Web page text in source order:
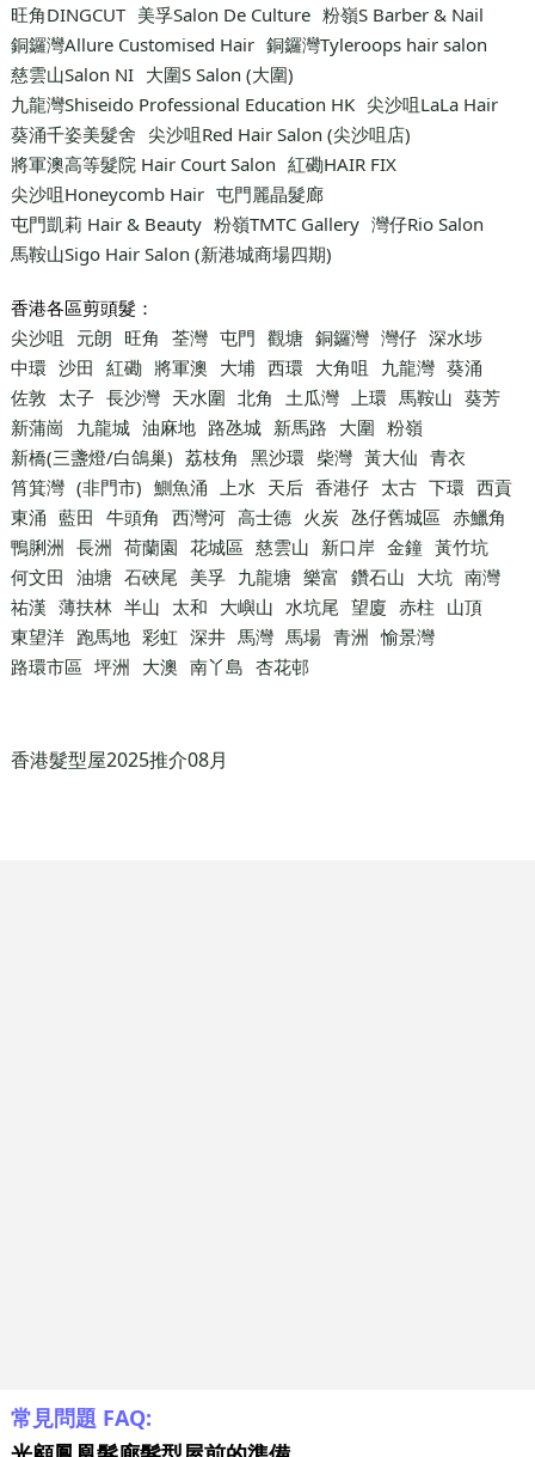
旺角DINGCUT 美孚Salon De Culture 粉嶺S Barber & Nail
銅鑼灣Allure Customised Hair 銅鑼灣Tyleroops hair salon
慈雲山Salon NI 大圍S Salon (大圍)
九龍灣Shiseido Professional Education HK 尖沙咀LaLa Hair
葵涌千姿美髮舍 尖沙咀Red Hair Salon (尖沙咀店)
將軍澳高等髮院 Hair Court Salon 紅磡HAIR FIX
尖沙咀Honeycomb Hair 屯門麗晶髮廊
屯門凱莉 Hair & Beauty 粉嶺TMTC Gallery 灣仔Rio Salon
馬鞍山Sigo Hair Salon (新港城商場四期)
香港各區剪頭髮：
尖沙咀
元朗 旺角 荃灣 屯門 觀塘 銅鑼灣 灣仔 深水埗
中環 沙田 紅磡 將軍澳 大埔 西環 大角咀 九龍灣 葵涌
佐敦 太子 長沙灣 天水圍 北角 土瓜灣 上環 馬鞍山 葵芳
新蒲崗
九龍城 油麻地 路氹城 新馬路 大圍 粉嶺
新橋(三盞燈/白鴿巢) 荔枝角 黑沙環 柴灣 黃大仙 青衣
筲箕灣 (非門市) 鰂魚涌 上水 天后 香港仔 太古 下環 西貢
東涌 藍田 牛頭角 西灣河 高士德 火炭 氹仔舊城區 赤鱲角
鴨脷洲 長洲 荷蘭園 花城區 慈雲山 新口岸 金鐘 黃竹坑
何文田 油塘 石硤尾 美孚 九龍塘 樂富 鑽石山 大坑 南灣
祐漢 薄扶林 半山 太和 大嶼山 水坑尾 望廈 赤柱 山頂
東望洋 跑馬地 彩虹 深井 馬灣 馬場 青洲 愉景灣
路環市區 坪洲 大澳 南丫島 杏花邨
香港髮型屋2025推介08月
常見問題 FAQ: